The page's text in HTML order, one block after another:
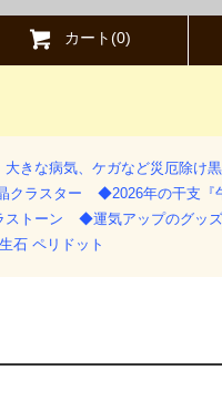
カート(0)
きな病気、ケガなど災厄除け
クラスター
◆2026年の干支『
トーン
◆運気アップのグッズ
石 ペリドット